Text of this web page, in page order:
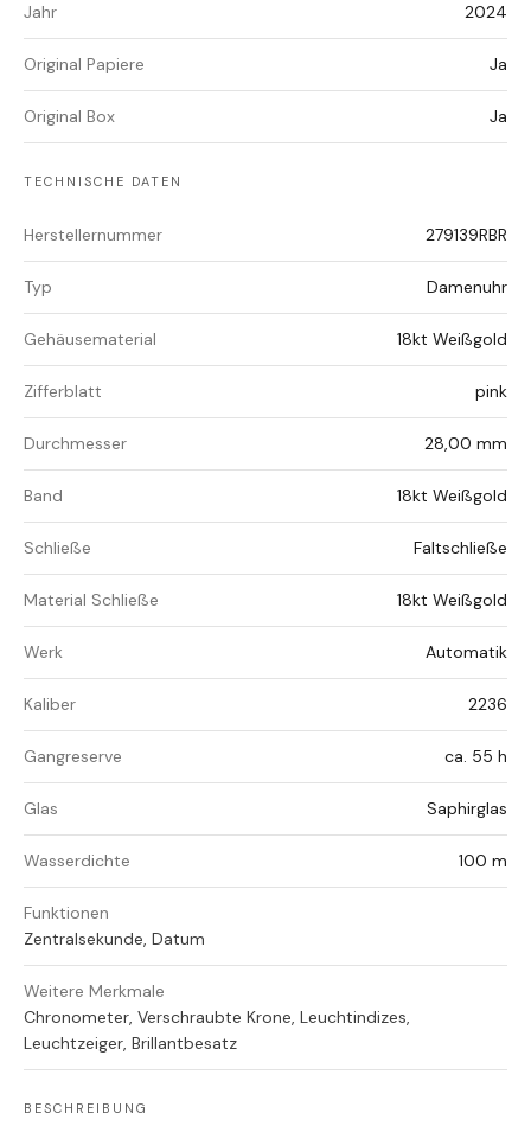
Jahr 2024
Original Papiere Ja
Original Box Ja
TECHNISCHE DATEN
Herstellernummer 279139RBR
Typ Damenuhr
Gehäusematerial 18kt Weißgold
Zifferblatt pink
Durchmesser 28,00 mm
Band 18kt Weißgold
Schließe Faltschließe
Material Schließe 18kt Weißgold
Werk Automatik
Kaliber 2236
Gangreserve ca. 55 h
Glas Saphirglas
Wasserdichte 100 m
Funktionen
Zentralsekunde, Datum
Weitere Merkmale
Chronometer, Verschraubte Krone, Leuchtindizes,
Leuchtzeiger, Brillantbesatz
BESCHREIBUNG